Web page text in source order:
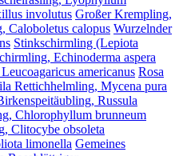
involutus Großer Krempling,
Caloboletus calopus Wurzelnder
Stinkschirmling (Lepiota
Echinoderma aspera
americanus Rosa
Rettichhelmling, Mycena pura
Russula
Chlorophyllum brunneum
Clitocybe obsoleta
limonella Gemeines